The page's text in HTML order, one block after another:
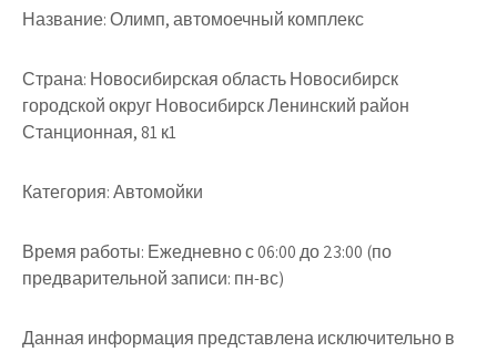
Название:Олимп, автомоечный комплекс
Страна: Новосибирская область Новосибирск
городской округ Новосибирск Ленинский район
Станционная, 81 к1
Категория:Автомойки
Время работы: Ежедневно с 06:00 до 23:00 (по
предварительной записи: пн-вс)
Данная информация представлена исключительно в